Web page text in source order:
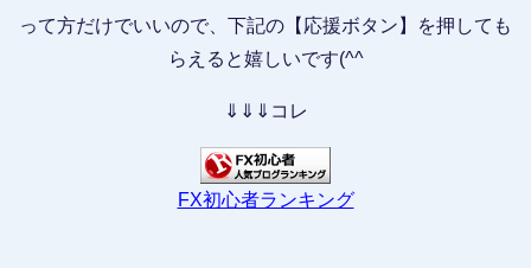
って方だけでいいので、下記の【応援ボタン】を押しても
らえると嬉しいです(^^
⇓⇓⇓コレ
FX初心者ランキング